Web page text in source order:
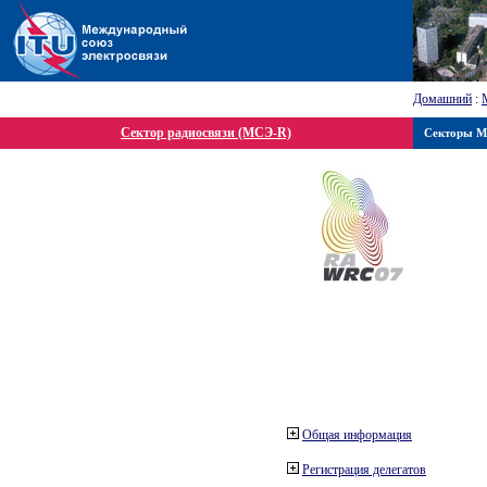
Домашний :
Сектор радиосвязи (МСЭ-R)
Общая информация
Регистрация делегатов
Секторы